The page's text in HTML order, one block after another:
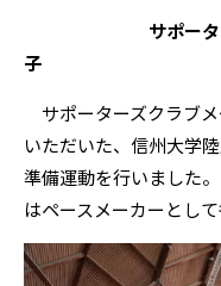
サポーターズク
子 最遠方
サポーターズクラブ
いただいた、信州大学
準備運動を行いました
はペースメーカーとし